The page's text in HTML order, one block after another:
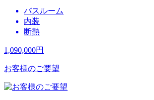
バスルーム
内装
断熱
1,090,000円
お客様のご要望